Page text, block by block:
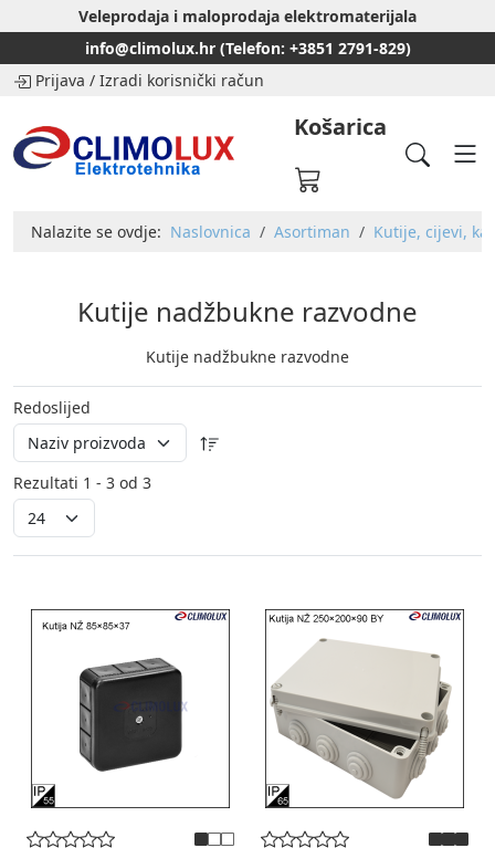
Veleprodaja i maloprodaja elektromaterijala
info@climolux.hr (Telefon: +3851 2791-829)
Prijava / Izradi korisnički račun
Košarica
Nalazite se ovdje: Naslovnica Asortiman Kutije, cijevi,
Kutije nadžbukne razvodne
Kutije nadžbukne razvodne
Redoslijed
Rezultati 1 - 3 od 3